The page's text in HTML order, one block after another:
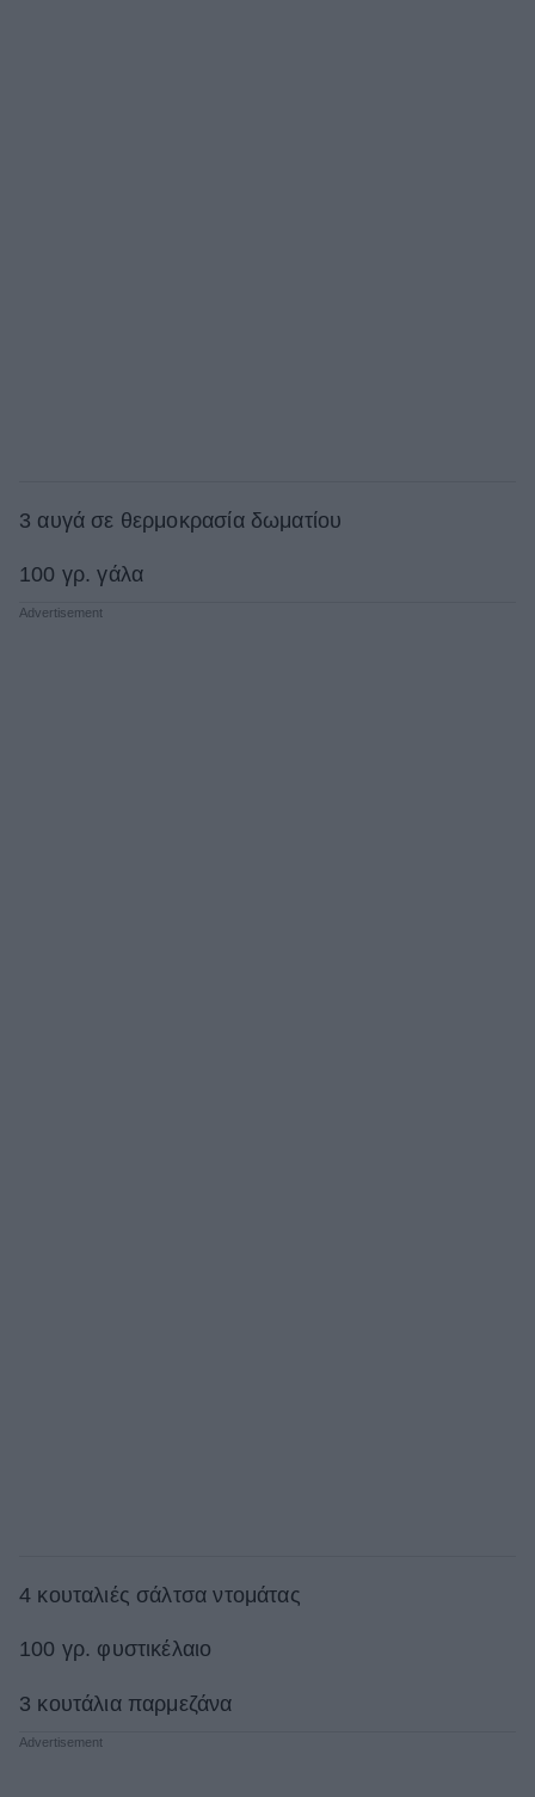
3 αυγά σε θερμοκρασία δωματίου
100 γρ. γάλα
4 κουταλιές σάλτσα ντομάτας
100 γρ. φυστικέλαιο
3 κουτάλια παρμεζάνα